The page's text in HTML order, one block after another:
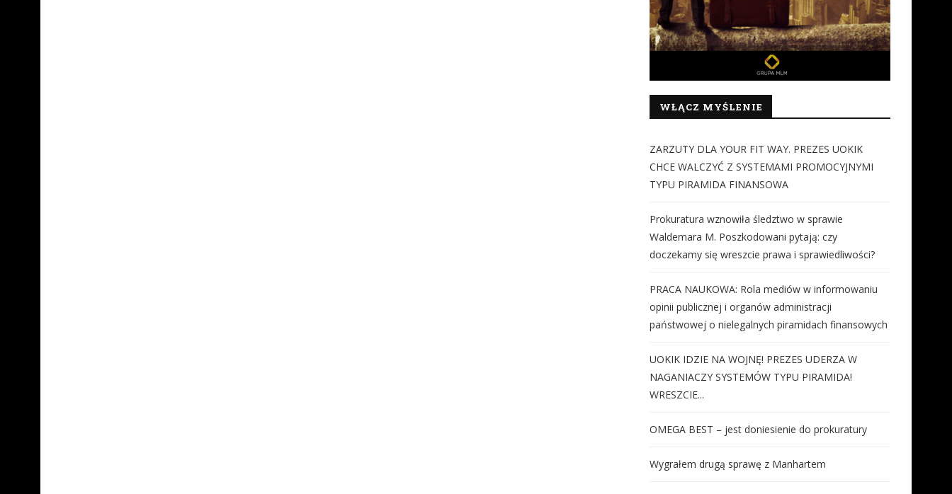
WŁĄCZ MYŚLENIE
ZARZUTY DLA YOUR FIT WAY. PREZES UOKIK
CHCE WALCZYĆ Z SYSTEMAMI PROMOCYJNYMI
TYPU PIRAMIDA FINANSOWA
Prokuratura wznowiła śledztwo w sprawie
Waldemara M. Poszkodowani pytają: czy
doczekamy się wreszcie prawa i sprawiedliwości?
PRACA NAUKOWA: Rola mediów w informowaniu
opinii publicznej i organów administracji
państwowej o nielegalnych piramidach finansowych
UOKIK IDZIE NA WOJNĘ! PREZES UDERZA W
NAGANIACZY SYSTEMÓW TYPU PIRAMIDA!
WRESZCIE...
OMEGA BEST – jest doniesienie do prokuratury
Wygrałem drugą sprawę z Manhartem